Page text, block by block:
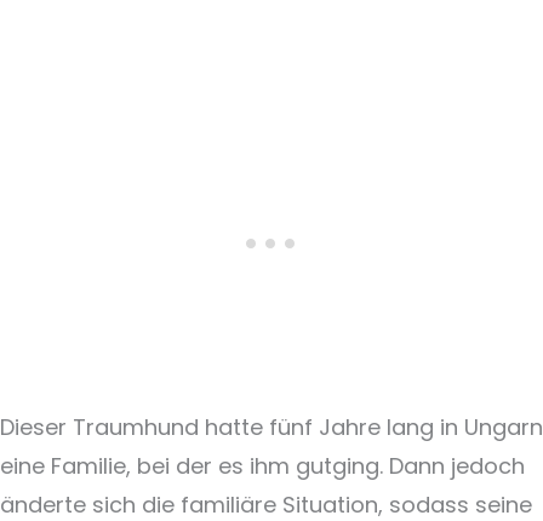
Dieser Traumhund hatte fünf Jahre lang in Ungarn
eine Familie, bei der es ihm gutging. Dann jedoch
änderte sich die familiäre Situation, sodass seine